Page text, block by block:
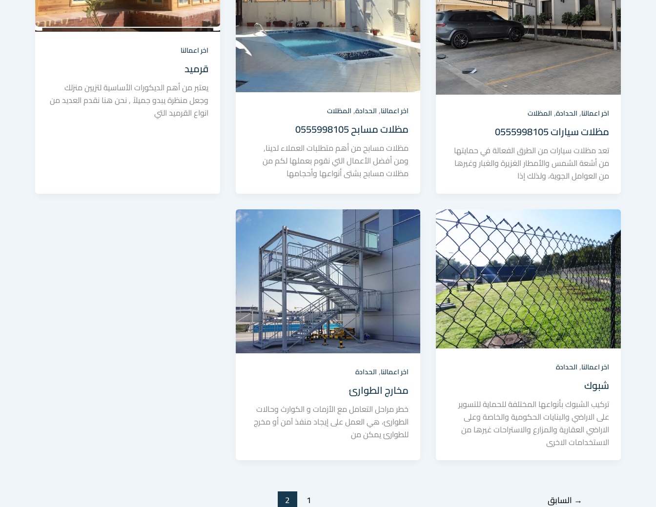
اخر اعمالنا,الحدادة,المظلات
مظلات سيارات 0555998105
تعد مظلات سيارات من الطرق الفعالة في حمايتها
من أشعة الشمس والأمطار الغزيرة والغبار وغيرها
من العوامل الجوية، ولذلك إذا
اخر اعمالنا,الحدادة,المظلات
مظلات مسابح 0555998105
مظلات مسابح من أهم متطلبات العملاء لدينا,
ومن أفضل الأعمال التي نقوم بعملها لكم من
مظلات مسابح بشتى أنواعها وأحجامها
اخر اعمالنا
قرميد
يعتبر من أهم الديكورات الأساسية لتزيين منزلك
وجعل منظرة يبدو جميلاً , نحن هنا نقدم العديد من
انواع القرميد التي
اخر اعمالنا,الحدادة
شبوك
تركيب الشبوك بأنواعها المختلفة للحماية للتسوير
على الاراضي والبنايات الحكومية والخاصة وعلى
الاراضي العقارية والمزارع والاستراحات غيرها من
الاستخدامات الاخرى
اخر اعمالنا,الحدادة
مخارج الطوارئ
خطر مراحل التعامل مع الأزمات و الكوارث وحالات
الطوارئ، هي العمل على إيجاد منفذ آمن أو مخرج
للطوارئ يمكن من
→ السابق 1
2